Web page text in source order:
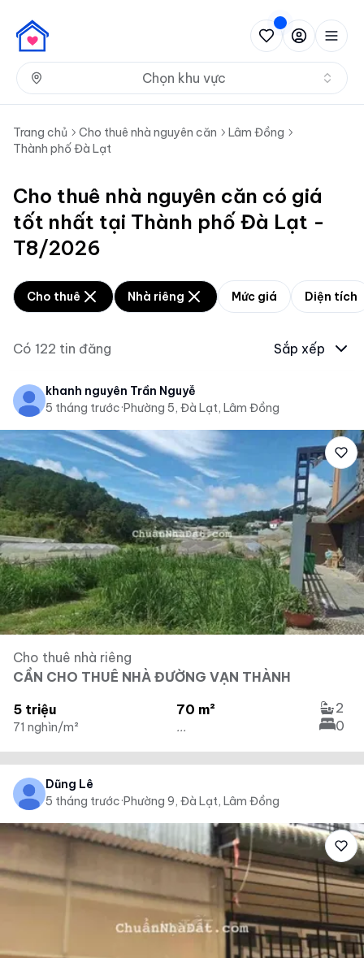
Chọn khu vực
Trang chủ Cho thuê nhà nguyên căn
Lâm Đồng
Thành phố Đà Lạt
Cho thuê nhà nguyên căn có giá
tốt nhất tại Thành phố Đà Lạt -
T8/2026
Cho thuê Nhà riêng Mức giá Diện tích
Có 122 tin đăng Sắp xếp
khanh nguyên Trần Nguyễ
5 tháng trước·Phường 5, Đà Lạt, Lâm Đồng
Cho thuê nhà riêng
CẦN CHO THUÊ NHÀ ĐƯỜNG VẠN THÀNH
5 triệu
71 nghìn/m²
70 m²
...
2
0
Dũng Lê
5 tháng trước·Phường 9, Đà Lạt, Lâm Đồng